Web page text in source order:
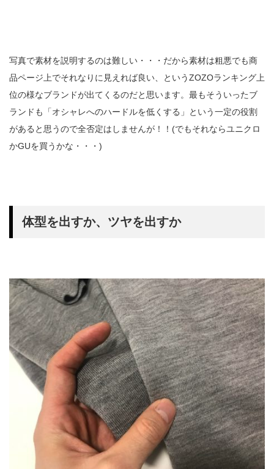
写真で素材を説明するのは難しい・・・だから素材は粗悪でも商
品ページ上でそれなりに見えれば良い、というZOZOランキング上
位の様なブランドが出てくるのだと思います。最もそういったブ
ランドも「オシャレへのハードルを低くする」という一定の役割
があると思うので全否定はしませんが！！(でもそれならユニクロ
かGUを買うかな・・・)
体型を出すか、ツヤを出すか